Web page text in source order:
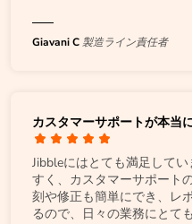
Giavani C 製造ライン責任者
カスタマーサポートが本当
Jibbleにはとても満足して
すく、カスタマーサポート
刻や修正も簡単にでき、レ
るので、日々の業務にとて